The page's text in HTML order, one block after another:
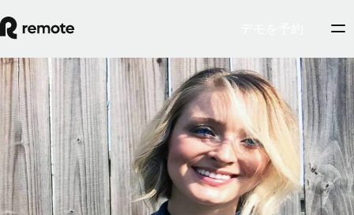
Blog
Ellen Sutton
エレンは、Remoteのプリンシパルプロダクトマネージャー。
契約社員管理の責任者を務めています。20年以上の商品開発経
験を持つエレンは、コンサルタントとしてキャリアをスターさ
せ、10年前に製品管理部門に異動しました。世界中でリモート